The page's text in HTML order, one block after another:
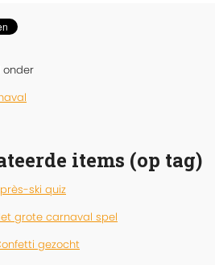
items (op tag)
ski quiz
grote carnaval spel
gezocht